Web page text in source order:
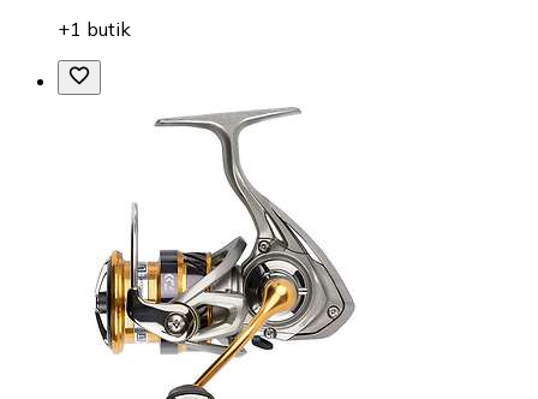
+1 butik